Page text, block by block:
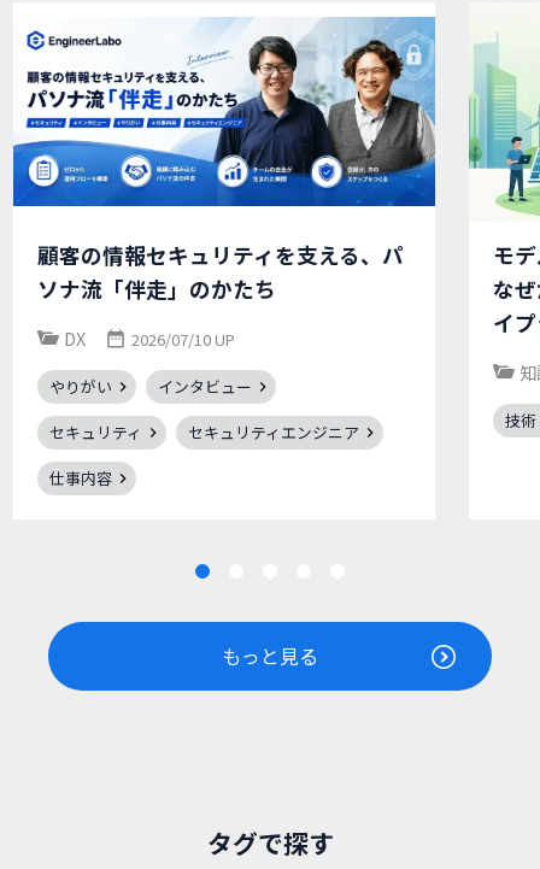
顧客の情報セキュリティを支える、パ
ソナ流「伴走」のかたち
DX 2026/07/10 UP
やりがい
インタビュー
セキュリティ
セキュリティエンジニア
仕事内容
モ
な
イ
技術
もっと見る
タグで探す